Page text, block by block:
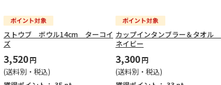
ストウブ ボウル14cm ターコイ
ズ
3,520円
(送料別・税込)
カップインタンブラー＆タオル
ネイビー
3,300円
(送料別・税込)